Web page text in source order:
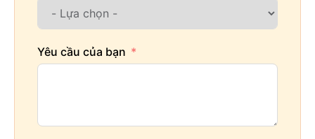
Yêu cầu của bạn